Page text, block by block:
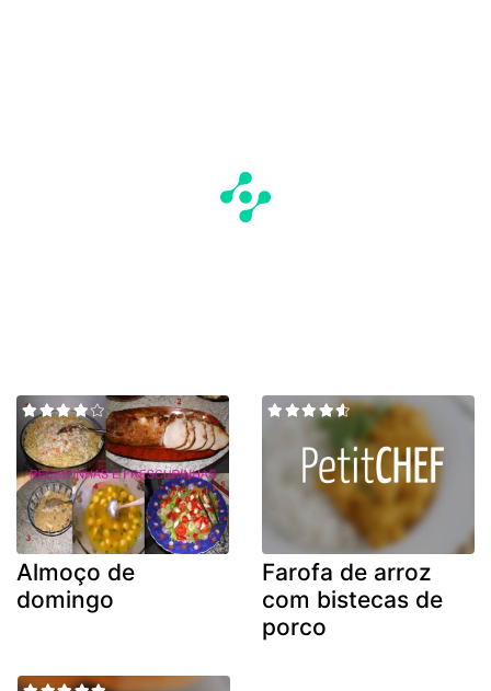
Almoço de
domingo
Farofa de arroz
com bistecas de
porco